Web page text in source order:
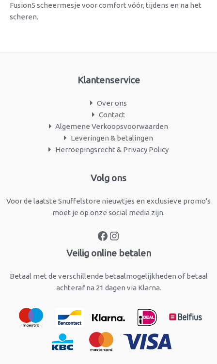
Fusion5 scheermesje voor comfort vóór, tijdens en na het
scheren.
Klantenservice
Over ons
Contact
Algemene Verkoopsvoorwaarden
Leveringen & betalingen
Herroepingsrecht & Privacy Policy
Volg ons
Voor de laatste Snuffelstore nieuwtjes en exclusieve promo's
moet je op onze social media zijn.
Facebook
Veilig online betalen
Betaal met de verschillende betaalmogelijkheden of betaal
achteraf na 21 dagen via Klarna.